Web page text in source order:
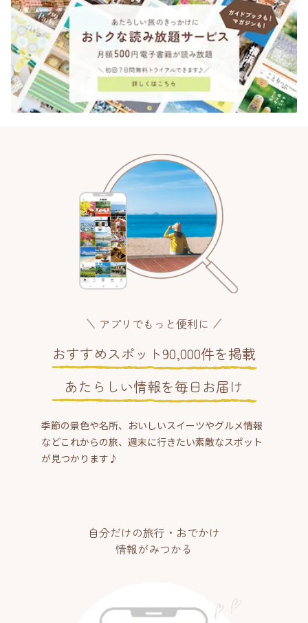
アプリでもっと便利に
おすすめスポット90,000件を掲載
あたらしい情報を毎日お届け
季節の景色や名所、おいしいスイーツやグルメ情報
などこれからの旅、週末に行きたい素敵なスポット
が見つかります♪
自分だけの旅行・おでかけ
情報がみつかる